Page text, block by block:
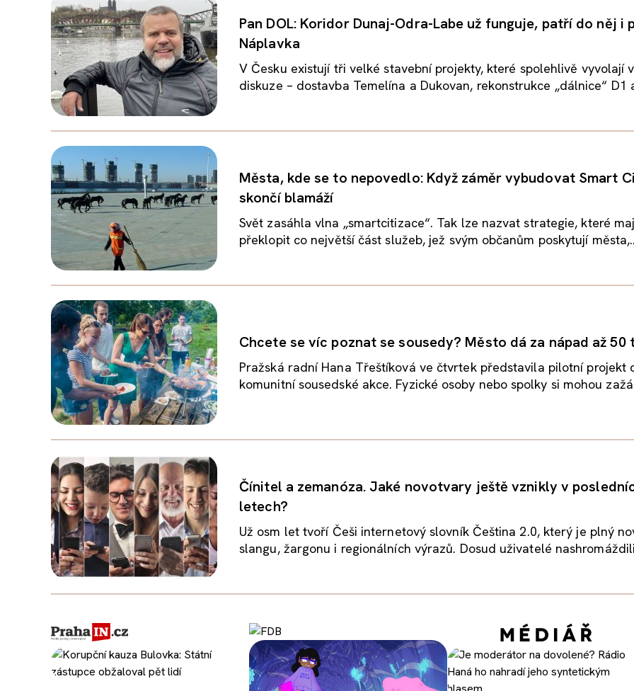
Pan DOL: Koridor Dunaj-Odra-Labe už funguje, patří do něj i
Náplavka
V Česku existují tři velké stavební projekty, které spolehlivě vyvolají
diskuze – dostavba Temelína a Dukovan, rekonstrukce „dálnice“ D1
Města, kde se to nepovedlo: Když záměr vybudovat Smart
skončí blamáží
Svět zasáhla vlna „smartcitizace“. Tak lze nazvat strategie, které
překlopit co největší část služeb, jež svým občanům poskytují
Chcete se víc poznat se sousedy? Město dá za nápad až 50
Pražská radní Hana Třeštíková ve čtvrtek představila pilotní projekt
komunitní sousedské akce. Fyzické osoby nebo spolky si mohou
Čínitel a zemanóza. Jaké novotvary ještě vznikly v
letech?
Už osm let tvoří Češi internetový slovník Čeština 2.0, který je plný
slangu, žargonu i regionálních výrazů. Dosud uživatelé